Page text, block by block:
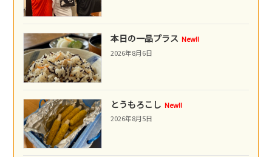
本日の一品プラス New!!
2026年8月6日
とうもろこし New!!
2026年8月5日